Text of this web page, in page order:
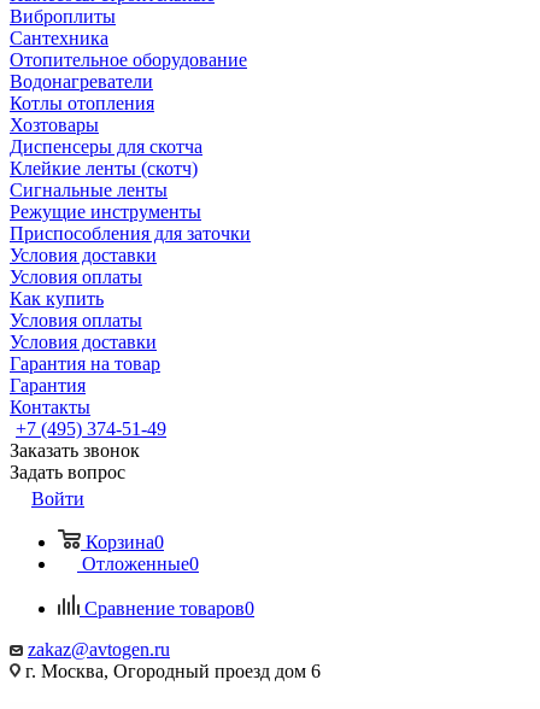
Виброплиты
Сантехника
Отопительное оборудование
Водонагреватели
Котлы отопления
Хозтовары
Диспенсеры для скотча
Клейкие ленты (скотч)
Сигнальные ленты
Режущие инструменты
Приспособления для заточки
Условия доставки
Условия оплаты
Как купить
Условия оплаты
Условия доставки
Гарантия на товар
Гарантия
Контакты
+7 (495) 374-51-49
Заказать звонок
Задать вопрос
Войти
Корзина0
Отложенные0
Сравнение товаров0
zakaz@avtogen.ru
г. Москва, Огородный проезд дом 6